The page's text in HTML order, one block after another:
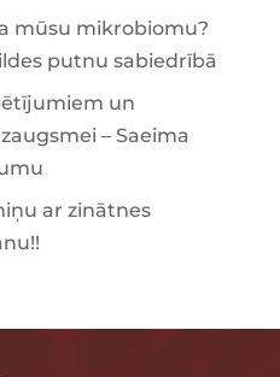
mūsu mikrobiomu?
putnu sabiedrībā
un
– Saeima
ar zinātnes